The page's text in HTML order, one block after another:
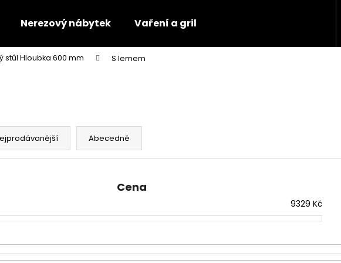
Nerezový nábytek Vaření a gril
stůl Hloubka 600 mm S lemem
Abecedně
Cena
9329 Kč
Co potřebujete najít?
Doporučujeme